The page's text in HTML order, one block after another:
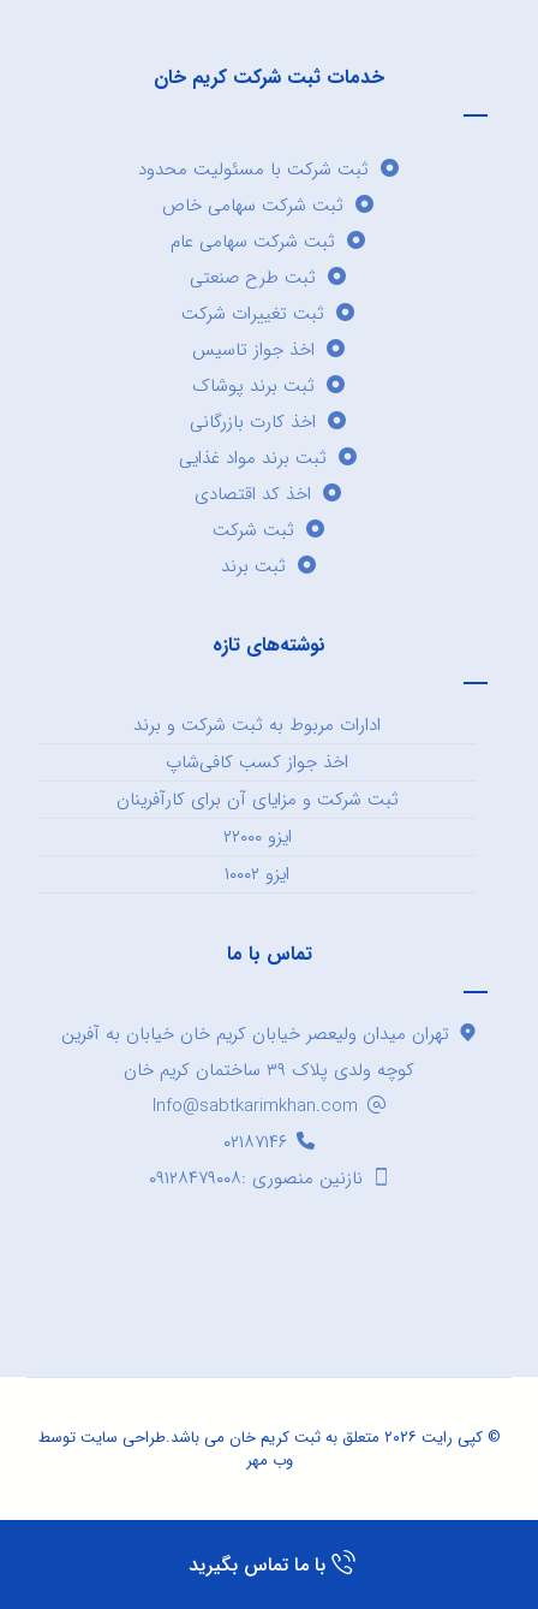
خدمات ثبت شرکت کریم خان
ثبت شرکت با مسئولیت محدود
ثبت شرکت سهامی خاص
ثبت شرکت سهامی عام
ثبت طرح صنعتی
ثبت تغییرات شرکت
اخذ جواز تاسیس
ثبت برند پوشاک
اخذ کارت بازرگانی
ثبت برند مواد غذایی
اخذ کد اقتصادی
ثبت شرکت
ثبت برند
نوشته‌های تازه
ادارات مربوط به ثبت شرکت و برند
اخذ جواز کسب کافی‌شاپ
ثبت شرکت و مزایای آن برای کارآفرینان
ایزو ۲۲۰۰۰
ایزو ۱۰۰۰۲
تماس با ما
تهران میدان ولیعصر خیابان کریم خان خیابان به آفرین
کوچه ولدی پلاک ۳۹ ساختمان کریم خان
Info@sabtkarimkhan.com
۰۲۱۸۷۱۴۶
نازنین منصوری :۰۹۱۲۸۴۷۹۰۰۸
© کپی رایت ۲۰۲۶ متعلق به ثبت کریم خان می باشد. طراحی سایتتوسط
وب مهر
با ما تماس بگیرید